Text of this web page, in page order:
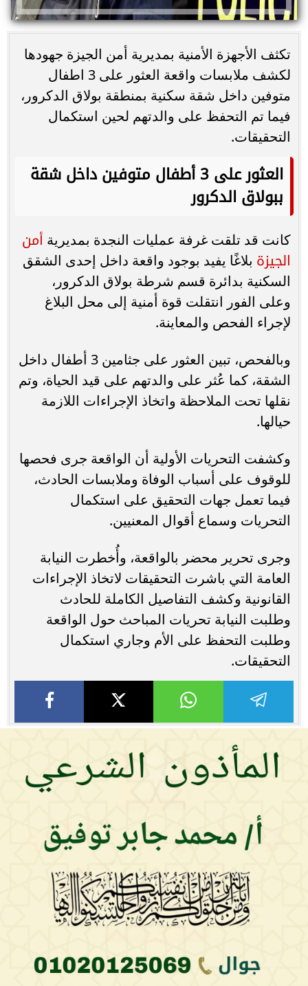
تكثف الأجهزة الأمنية بمديرية أمن الجيزة جهودها
لكشف ملابسات واقعة العثور على 3 اطفال
متوفين داخل شقة سكنية بمنطقة بولاق الدكرور،
فيما تم التحفظ على والدتهم لحين استكمال
التحقيقات.
العثور على 3 أطفال متوفين داخل شقة
ببولاق الدكرور
كانت قد تلقت غرفة عمليات النجدة بمديرية أمن
الجيزة بلاغًا يفيد بوجود واقعة داخل إحدى الشقق
السكنية بدائرة قسم شرطة بولاق الدكرور،
وعلى الفور انتقلت قوة أمنية إلى محل البلاغ
لإجراء الفحص والمعاينة.
وبالفحص، تبين العثور على جثامين 3 أطفال داخل
الشقة، كما عُثر على والدتهم على قيد الحياة، وتم
نقلها تحت الملاحظة واتخاذ الإجراءات اللازمة
حيالها.
وكشفت التحريات الأولية أن الواقعة جرى فحصها
للوقوف على أسباب الوفاة وملابسات الحادث،
فيما تعمل جهات التحقيق على استكمال
التحريات وسماع أقوال المعنيين.
وجرى تحرير محضر بالواقعة، وأُخطرت النيابة
العامة التي باشرت التحقيقات لاتخاذ الإجراءات
القانونية وكشف التفاصيل الكاملة للحادث
وطلبت النيابة تحريات المباحث حول الواقعة
وطلبت التحفظ على الأم وجاري استكمال
التحقيقات.